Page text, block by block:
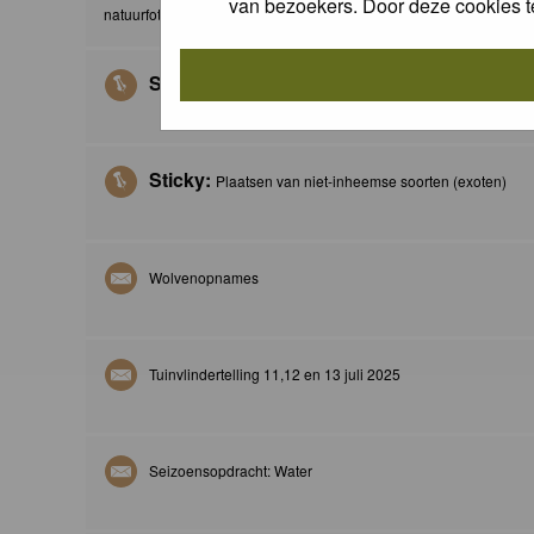
natuurfotografie
Sticky:
Sticky: Plaatsen van niet-inheemse soorten (exoten)
Wolvenopnames
Tuinvlindertelling 11,12 en 13 juli 2025
Seizoensopdracht: Water